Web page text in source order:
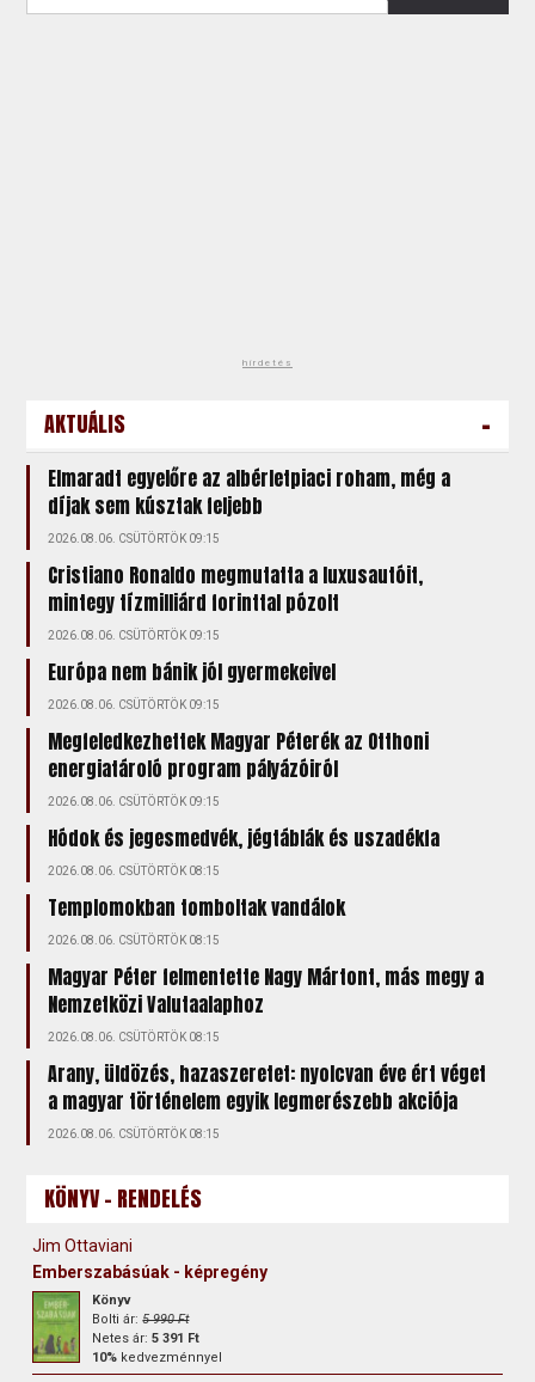
hirdetés
AKTUÁLIS -
Elmaradt egyelőre az albérletpiaci roham, még a
díjak sem kúsztak feljebb
2026.08.06. CSÜTÖRTÖK 09:15
Cristiano Ronaldo megmutatta a luxusautóit,
mintegy tízmilliárd forinttal pózolt
2026.08.06. CSÜTÖRTÖK 09:15
Európa nem bánik jól gyermekeivel
2026.08.06. CSÜTÖRTÖK 09:15
Megfeledkezhettek Magyar Péterék az Otthoni
energiatároló program pályázóiról
2026.08.06. CSÜTÖRTÖK 09:15
Hódok és jegesmedvék, jégtáblák és uszadékfa
2026.08.06. CSÜTÖRTÖK 08:15
Templomokban tomboltak vandálok
2026.08.06. CSÜTÖRTÖK 08:15
Magyar Péter felmentette Nagy Mártont, más megy a
Nemzetközi Valutaalaphoz
2026.08.06. CSÜTÖRTÖK 08:15
Arany, üldözés, hazaszeretet: nyolcvan éve ért véget
a magyar történelem egyik legmerészebb akciója
2026.08.06. CSÜTÖRTÖK 08:15
KÖNYV - RENDELÉS
Jim Ottaviani
Emberszabásúak - képregény
Könyv
Bolti ár:5 990 Ft
Netes ár:5 391 Ft
10% kedvezménnyel